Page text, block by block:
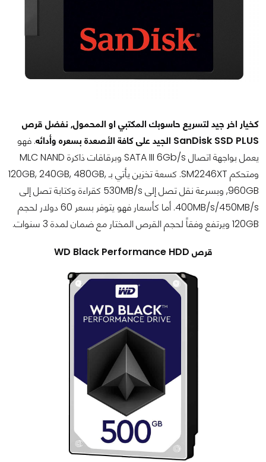
كخيار اخر جيد لتسريع حاسوبك المكتبي او المحمول, نفضل قرص
SanDisk SSD PLUS الجيد على كافة الأصعدة بسعره وأدائه
. فهو
يعمل بواجهة اتصال SATA III 6Gb/s وبرقاقات ذاكرة MLC NAND
ومتحكم SM2246XT. كسعة تخزين يأتي بـ 120GB, 240GB, 480GB,
960GB, وبسرعة نقل تصل إلى 530MB/s كقراءة وكتابة تصل إلى
400MB/s/450MB/s. أما كأسعار فهو يتوفر بسعر 60 دولار لحجم
120GB ويرتفع وفقاً لحجم القرص المختار مع ضمان لمدة 3 سنوات.
قرص WD Black Performance HDD